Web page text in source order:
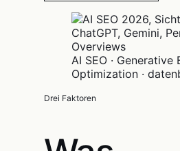
AI SEO · Generative
Optimization ·
Drei Faktoren